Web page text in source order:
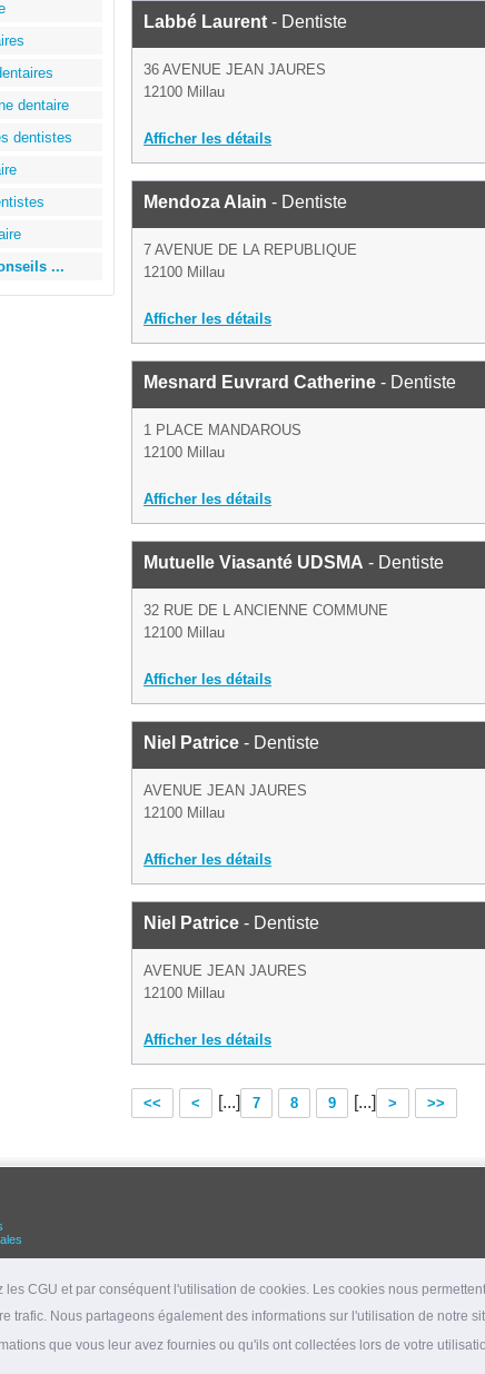
CGU et par conséquent l'utilisation de cookies. Les cookies nous
trafic. Nous partageons également des informations sur l'utilisation de notre
que vous leur avez fournies ou qu'ils ont collectées lors de votre
dentaire
dentistes
...
Labbé Laurent - Dentiste
36 AVENUE JEAN JAURES
12100 Millau
Afficher les détails
Mendoza Alain - Dentiste
7 AVENUE DE LA REPUBLIQUE
12100 Millau
Afficher les détails
Mesnard Euvrard Catherine - Dentiste
1 PLACE MANDAROUS
12100 Millau
Afficher les détails
Mutuelle Viasanté UDSMA - Dentiste
32 RUE DE L ANCIENNE COMMUNE
12100 Millau
Afficher les détails
Niel Patrice - Dentiste
AVENUE JEAN JAURES
12100 Millau
Afficher les détails
Niel Patrice - Dentiste
AVENUE JEAN JAURES
12100 Millau
Afficher les détails
<< < [...] 7 8 9 [...] > >>